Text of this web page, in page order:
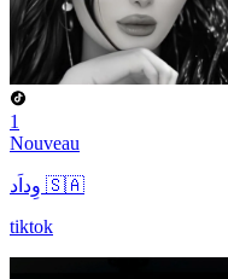
1
Nouveau
وِداَد 🇸🇦
tiktok